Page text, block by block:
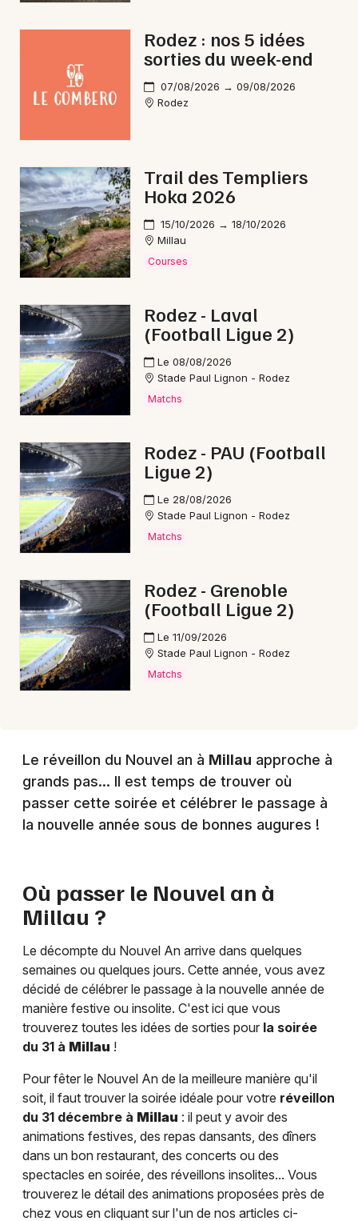
Nouvel An en Aveyron
Nouvel An en Occitanie
Newsletter des sorties
Artistes en tournée
Actus à Millau
Magazine à Millau
Choisir mes départements
Mon email
Je m'abonne
Rodez : nos 5 idées
sorties du week-end
07/08/2026 → 09/08/2026
Rodez
Trail des Templiers
Hoka 2026
15/10/2026 → 18/10/2026
Millau
Courses
Rodez - Laval
(Football Ligue 2)
Le 08/08/2026
Stade Paul Lignon - Rodez
Matchs
Rodez - PAU (Football
Ligue 2)
Le 28/08/2026
Stade Paul Lignon - Rodez
Matchs
Rodez - Grenoble
(Football Ligue 2)
Le 11/09/2026
Stade Paul Lignon - Rodez
Matchs
Le réveillon du Nouvel an à Millau approche à
grands pas... Il est temps de trouver où
passer cette soirée et célébrer le passage à
la nouvelle année sous de bonnes augures !
Où passer le Nouvel an à
Millau ?
Le décompte du Nouvel An arrive dans quelques
semaines ou quelques jours. Cette année, vous avez
décidé de célébrer le passage à la nouvelle année de
manière festive ou insolite. C'est ici que vous
trouverez toutes les idées de sorties pour la soirée
du 31 à Millau !
Pour fêter le Nouvel An de la meilleure manière qu'il
soit, il faut trouver la soirée idéale pour votre réveillon
du 31 décembre à Millau : il peut y avoir des
animations festives, des repas dansants, des dîners
dans un bon restaurant, des concerts ou des
spectacles en soirée, des réveillons insolites... Vous
trouverez le détail des animations proposées près de
chez vous en cliquant sur l'un de nos articles ci-